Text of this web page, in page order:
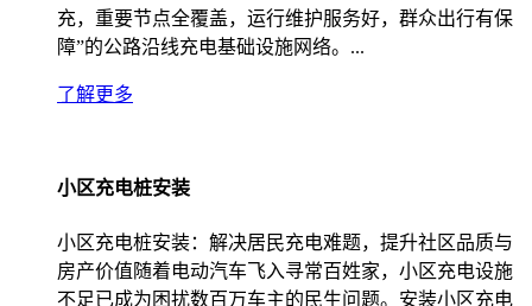
充，重要节点全覆盖，运行维护服务好，群众出行有保
障”的公路沿线充电基础设施网络。​...
了解更多
小区充电桩安装
小区充电桩安装：解决居民充电难题，提升社区品质与
房产价值随着电动汽车飞入寻常百姓家，小区充电设施
不足已成为困扰数百万车主的民生问题。安装小区充电